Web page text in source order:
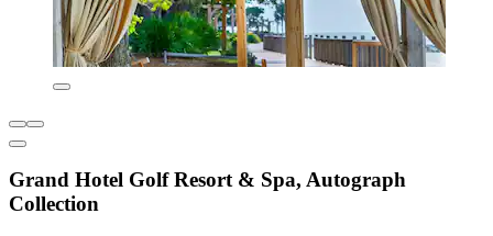
Grand Hotel Golf Resort & Spa, Autograph
Collection